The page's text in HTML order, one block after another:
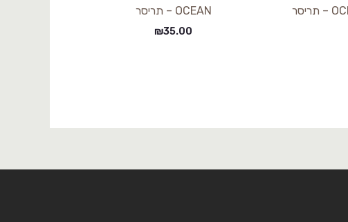
OCEAN – תריסר
₪35.00